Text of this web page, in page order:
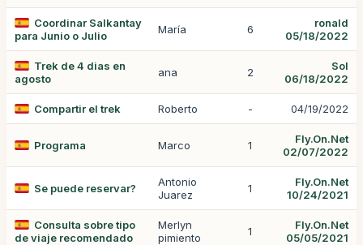
Coordinar Salkantay
para Junio o Julio
María 6
ronald
05/18/2022
Trek de 4 dias en
agosto
ana 2
Sol
06/18/2022
Compartir el trek Roberto - 04/19/2022
Programa Marco 1
Fly.On.Net
02/07/2022
Se puede reservar?
Antonio
Juarez
1
Fly.On.Net
10/24/2021
Consulta sobre tipo
de viaje recomendado
Merlyn
pimiento
1
Fly.On.Net
05/05/2021